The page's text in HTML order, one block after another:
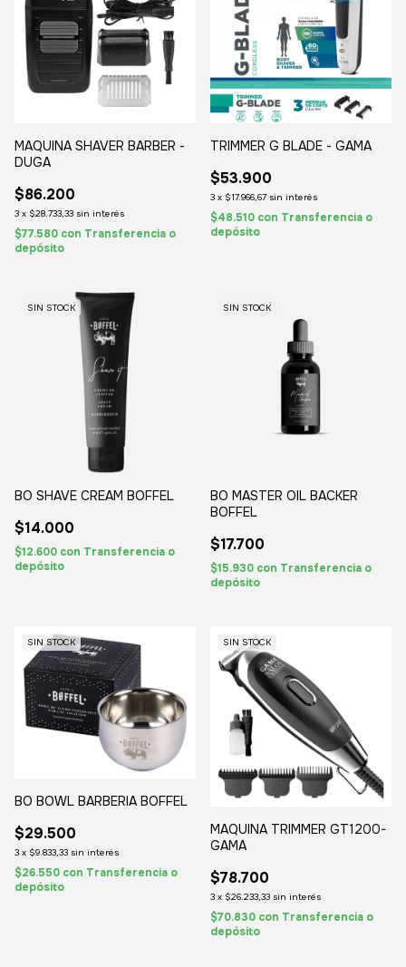
MAQUINA SHAVER BARBER -
DUGA
$86.200
3 x $28.733,33 sin interés
$77.580 con Transferencia o
depósito
TRIMMER G BLADE - GAMA
$53.900
3 x $17.966,67 sin interés
$48.510 con Transferencia o
depósito
SIN STOCK
BO SHAVE CREAM BOFFEL
$14.000
$12.600 con Transferencia o
depósito
SIN STOCK
BO MASTER OIL BACKER
BOFFEL
$17.700
$15.930 con Transferencia o
depósito
SIN STOCK
BO BOWL BARBERIA BOFFEL
$29.500
3 x $9.833,33 sin interés
$26.550 con Transferencia o
depósito
SIN STOCK
MAQUINA TRIMMER GT1200-
GAMA
$78.700
3 x $26.233,33 sin interés
$70.830 con Transferencia o
depósito